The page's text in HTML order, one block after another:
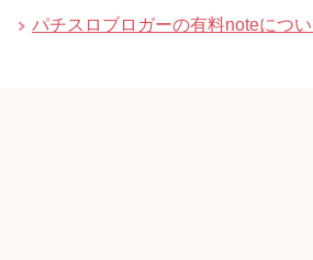
パチスロブロガーの有料noteについ